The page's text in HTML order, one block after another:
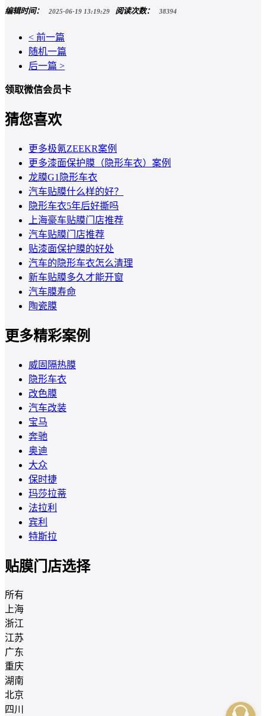
编辑时间： 2025-06-19 13:19:29 阅读次数： 38394
< 前一篇
随机一篇
后一篇 >
领取微信会员卡
猜您喜欢
更多极氪ZEEKR案例
更多漆面保护膜（隐形车衣）案例
龙膜G1隐形车衣
汽车贴膜什么样的好？
隐形车衣5年后好撕吗
上海豪车贴膜门店推荐
汽车贴膜门店推荐
贴漆面保护膜的好处
汽车的隐形车衣怎么清理
新车贴膜多久才能开窗
汽车膜寿命
陶瓷膜
更多精彩案例
威固隔热膜
隐形车衣
改色膜
汽车改装
宝马
奔驰
奥迪
大众
保时捷
玛莎拉蒂
法拉利
宾利
特斯拉
贴膜门店选择
所有
上海
浙江
江苏
广东
重庆
湖南
北京
四川